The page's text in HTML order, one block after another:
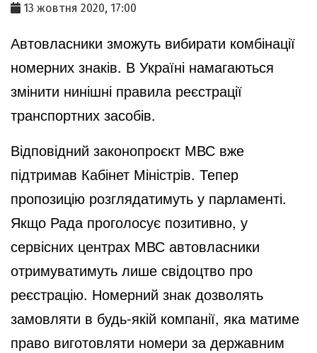
13 жовтня 2020, 17:00
Автовласники зможуть вибирати комбінації
номерних знаків. В Україні намагаються
змінити нинішні правила реєстрації
транспортних засобів.
Відповідний законопроєкт МВС вже
підтримав Кабінет Міністрів. Тепер
пропозицію розглядатимуть у парламенті.
Якщо Рада проголосує позитивно, у
сервісних центрах МВС автовласники
отримуватимуть лише свідоцтво про
реєстрацію. Номерний знак дозволять
замовляти в будь-якій компанії, яка матиме
право виготовляти номери за державним